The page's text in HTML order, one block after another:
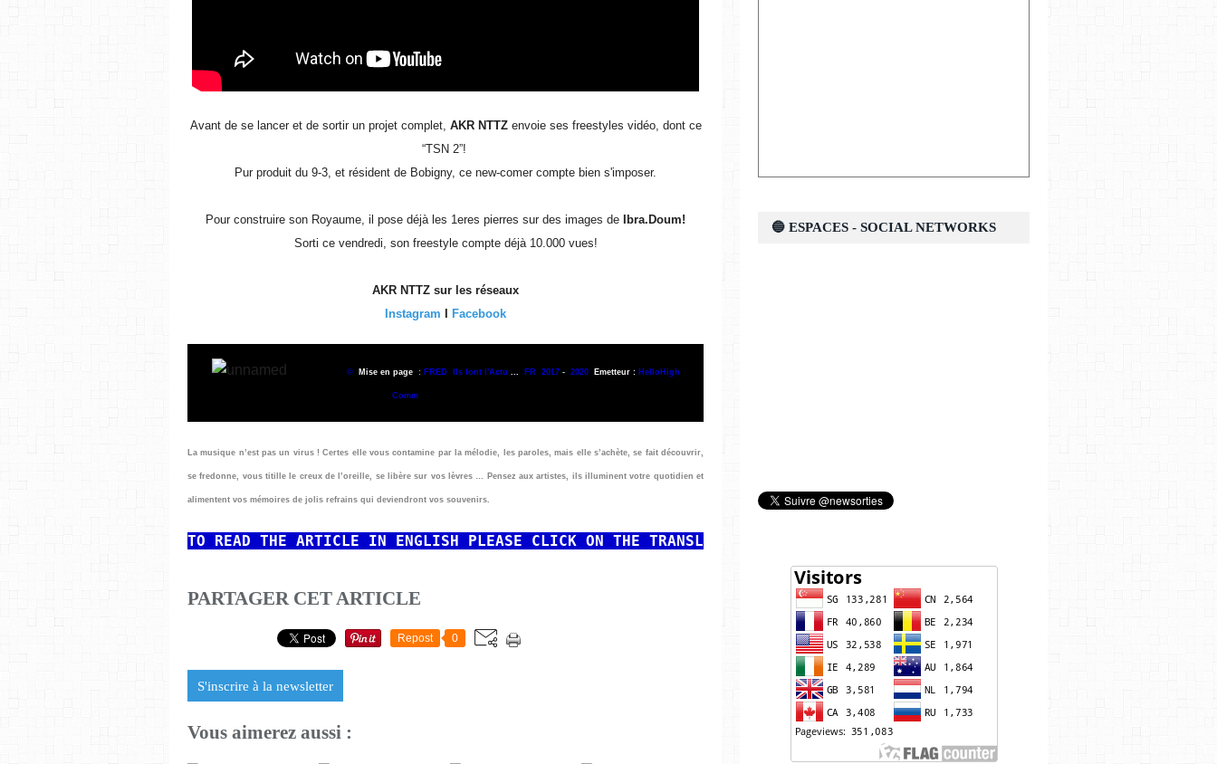
Avant de se lancer et de sortir un projet complet, AKR NTTZenvoie ses freestyles vidéo, dont ce
“TSN 2”!
Pur produit du 9-3, et résident de Bobigny, ce new-comer compte bien s'imposer.
Pour construire son Royaume, il pose déjà les 1eres pierres sur des images de Ibra.Doum!
Sorti ce vendredi, son freestyle compte déjà 10.000 vues!
AKR NTTZ sur les réseaux
Instagram
Facebook
© Mise en page :FRED Ils font l'Actu ... FR 2017- 2020 Emetteur :HelloHigh
Comm
La musique n’est pas un virus ! Certes elle vous contamine par la mélodie, les paroles, mais elle s’achète, se fait découvrir,
se fredonne, vous titille le creux de l’oreille, se libère sur vos lèvres … Pensez aux artistes, ils illuminent votre quotidien et
alimentent vos mémoires de jolis refrains qui deviendront vos souvenirs.
TO READ THE ARTICLE IN ENGLISH PLEASE CLICK ON THE TRANSLATOR AT THE TOP LEFT, THEN ENGLISH
PARTAGER CET ARTICLE
Repost 0
S'inscrire à la newsletter
Vous aimerez aussi :
🔵 ESPACES - SOCIAL NETWORKS